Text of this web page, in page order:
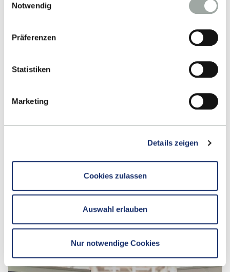
Datenverarbeitung entnehmen Sie unserer
Notwendig
Präferenzen
Statistiken
Marketing
Details zeigen
Cookies zulassen
Auswahl erlauben
Nur notwendige Cookies
Online Info Session: MBA International
Management Part-Time (14.10.2026)